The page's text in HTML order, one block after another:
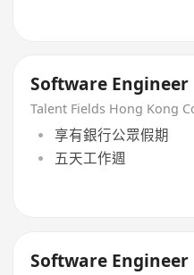
Software Engineer
Talent Fields Hong Kong
享有銀行公眾假期
五天工作週
Software Engineer